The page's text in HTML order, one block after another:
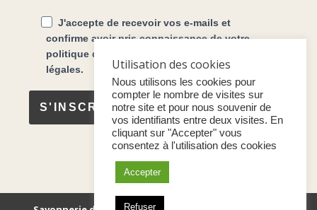
J'accepte de recevoir vos e-mails et
confirme avoir pris connaissance de votre
politique de confidentialité et mentions
légales.
S'INSCRIRE
Utilisation des cookies
Nous utilisons les cookies pour
compter le nombre de visites sur
notre site et pour nous souvenir de
vos identifiants entre deux visites. En
cliquant sur "Accepter" vous
consentez à l'utilisation des cookies
Accepter
Refuser